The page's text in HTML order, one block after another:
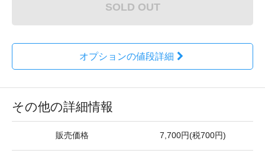
SOLD OUT
オプションの値段詳細
その他の詳細情報
販売価格 7,700円(税700円)